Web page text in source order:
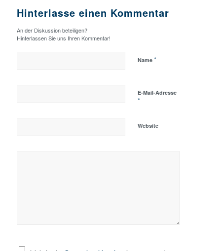
Hinterlasse einen Kommentar
An der Diskussion beteiligen?
Hinterlassen Sie uns Ihren Kommentar!
Name *
E-Mail-Adresse
*
Website